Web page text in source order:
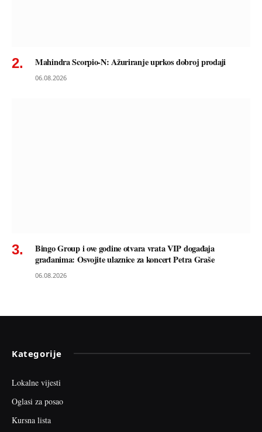
Mahindra Scorpio-N: Ažuriranje uprkos dobroj prodaji
06.08.2026
Bingo Group i ove godine otvara vrata VIP događaja
građanima: Osvojite ulaznice za koncert Petra Graše
06.08.2026
Kategorije
Lokalne vijesti
Oglasi za posao
Kursna lista